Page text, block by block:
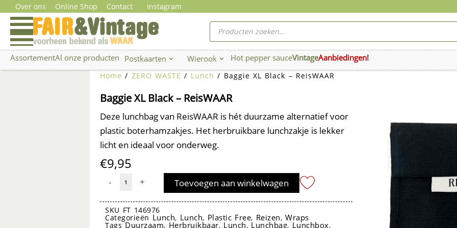
naar
inhoud
Over ons Online Shop Contact Instagram
Producten
zoeken
AssortementAl onze producten Postkaarten Open Postkaarten
Wierook Open Wierook
Hot pepper sauceVintageAanbiedingen!
Home / ZERO WASTE / Lunch / Baggie XL Black – ReisWAAR
Baggie XL Black – ReisWAAR
Deze lunchbag van ReisWAAR is hét duurzame alternatief voor
plastic boterhamzakjes. Het herbruikbare lunchzakje is lekker
licht en ideaal voor onderweg.
€9,95
-
Baggie
Black
+ Toevoegen aan winkelwagen
SKU FT 146976
Categorieën Lunch, Lunch, Plastic Free, Reizen,Wraps
Tags Duurzaam, Herbruikbaar, Lunch, Lunchbag, Lunchbox,